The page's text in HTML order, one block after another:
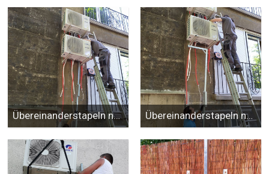
Übereinanderstapeln neuer Klimaanlagen Übereinanderstapeln neuer Klimaanlagen